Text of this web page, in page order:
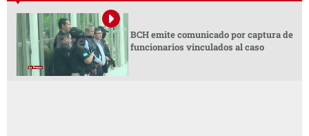
BCH emite comunicado por captura de
funcionarios vinculados al caso